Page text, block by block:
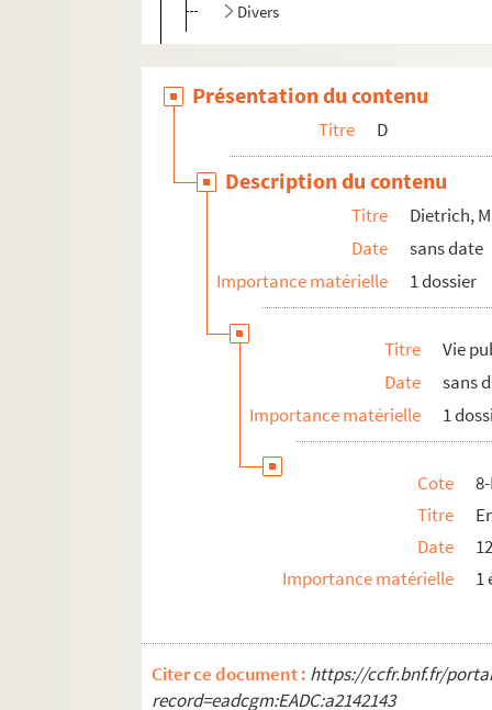
Divers
FSE-004134. Doriot, Jacques
Doumergue, Gaston
Duclos, Jacques
Présentation du contenu
Titre D
Description du contenu
Titre
Dietrich,
Date
sans date
Importance matérielle
1 dossier
Titre
Vie
Date
sans
Importance matérielle
1
Cote
Titre
Date
Importance matérielle
1
Citer ce document : https://ccfr.bnf.fr/
record=eadcgm:EADC:a2142143